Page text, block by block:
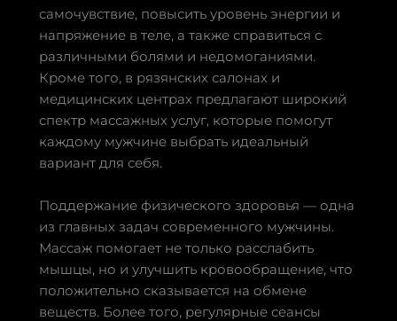
самочувствие, повысить уровень энергии и
напряжение в теле, а также справиться с
различными болями и недомоганиями.
Кроме того, в рязянских салонах и
медицинских центрах предлагают широкий
спектр массажных услуг, которые помогут
каждому мужчине выбрать идеальный
вариант для себя.
Поддержание физического здоровья — одна
из главных задач современного мужчины.
Массаж помогает не только расслабить
мышцы, но и улучшить кровообращение, что
положительно сказывается на обмене
веществ. Более того, регулярные сеансы